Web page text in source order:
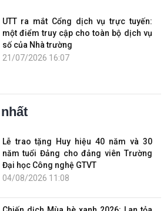
UTT ra mắt Cổng dịch vụ trực tuyến:
một điểm truy cập cho toàn bộ dịch vụ
số của Nhà trường
21/07/2026 16:07
Lễ trao tặng Huy hiệu 40 năm và 30
năm tuổi Đảng cho đảng viên Trường
Đại học Công nghệ GTVT
04/08/2026 11:08